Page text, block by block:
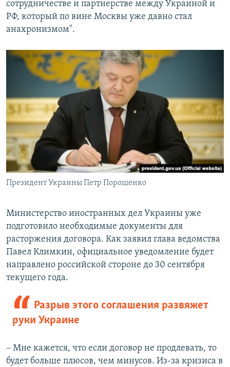
сотрудничестве и партнерстве между Украиной и
РФ, который по вине Москвы уже давно стал
анахронизмом".
Президент Украины Петр Порошенко
Министерство иностранных дел Украины уже
подготовило необходимые документы для
расторжения договора. Как заявил глава ведомства
Павел Климкин, официальное уведомление будет
направлено российской стороне до 30 сентября
текущего года.
Разрыв этого соглашения развяжет
руки Украине
– Мне кажется, что если договор не продлевать, то
будет больше плюсов, чем минусов. Из-за кризиса в